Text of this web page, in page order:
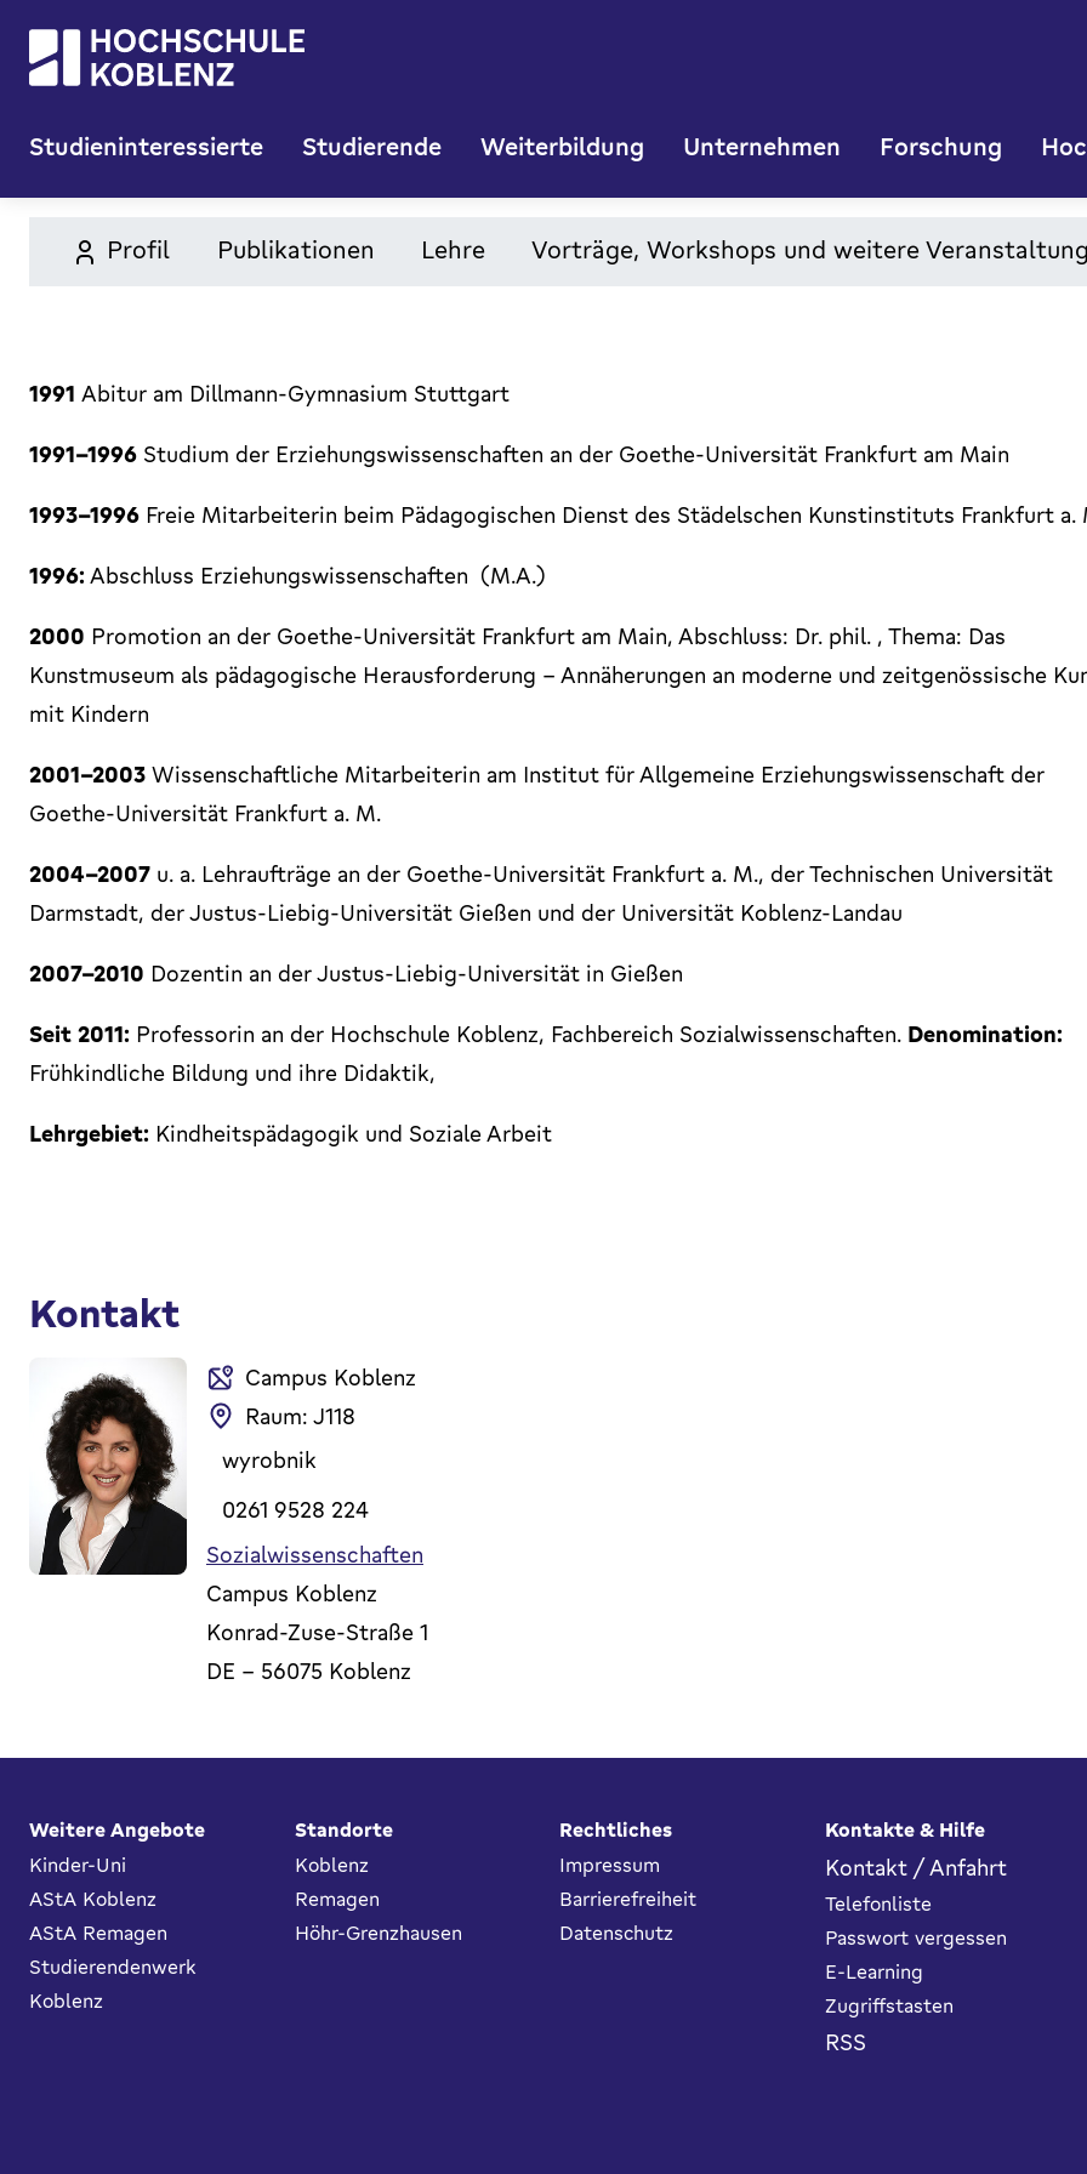
Studieninteressierte Studierende Weiterbildung Unternehmen Forschung
Profil Publikationen Lehre Vorträge, Workshops und weitere
1991 Abitur am Dillmann-Gymnasium Stuttgart
1991-1996 Studium der Erziehungswissenschaften an der Goethe-Universität Frankfurt am Main
1993-1996 Freie Mitarbeiterin beim Pädagogischen Dienst des Städelschen Kunstinstituts Frankfurt a.
1996: Abschluss Erziehungswissenschaften (M.A.)
2000 Promotion an der Goethe-Universität Frankfurt am Main, Abschluss: Dr. phil. , Thema: Das
Kunstmuseum als pädagogische Herausforderung – Annäherungen an moderne und zeitgenössische
mit Kindern
2001-2003 Wissenschaftliche Mitarbeiterin am Institut für Allgemeine Erziehungswissenschaft der
Goethe-Universität Frankfurt a. M.
2004-2007 u. a. Lehraufträge an der Goethe-Universität Frankfurt a. M., der Technischen Universität
Darmstadt, der Justus-Liebig-Universität Gießen und der Universität Koblenz-Landau
2007-2010 Dozentin an der Justus-Liebig-Universität in Gießen
Seit 2011: Professorin an der Hochschule Koblenz, Fachbereich Sozialwissenschaften. Denomination:
Frühkindliche Bildung und ihre Didaktik,
Lehrgebiet: Kindheitspädagogik und Soziale Arbeit
Kontakt
Campus Koblenz
Raum: J118
wyrobnik
0261 9528 224
Sozialwissenschaften
Campus Koblenz
Konrad-Zuse-Straße 1
DE - 56075 Koblenz
Fußbereich
Weitere Angebote
Kinder-Uni
AStA Koblenz
AStA Remagen
Studierendenwerk
Koblenz
Standorte
Koblenz
Remagen
Höhr-Grenzhausen
Rechtliches
Impressum
Barrierefreiheit
Datenschutz
Kontakte & Hilfe
Kontakt / Anfahrt
Telefonliste
Passwort vergessen
E-Learning
Zugriffstasten
RSS